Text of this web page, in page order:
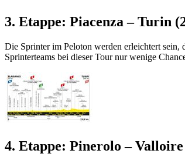
3. Etappe: Piacenza – Turin
Die Sprinter im Peloton werden erleichtert sein,
Sprinterteams bei dieser Tour nur wenige
4. Etappe: Pinerolo – Valloire